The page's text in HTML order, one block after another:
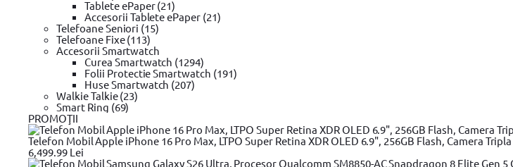
Tablete ePaper (21)
Accesorii Tablete ePaper (21)
Telefoane Seniori (15)
Telefoane Fixe (113)
Accesorii Smartwatch
Curea Smartwatch (1294)
Folii Protectie Smartwatch (191)
Huse Smartwatch (207)
Walkie Talkie (23)
Smart Ring (69)
PROMOŢII
Telefon Mobil Apple iPhone 16 Pro Max, LTPO Super Retina XDR OLED 6.9", 256GB Flash, Camera Tripla
6,499.99 Lei
Livrare prin curier:
Se livreaza in 19 zile pana in ora 18:00
Garantie standard
Alerta pret!
Pret actual:
Vreau sa aflu primul ofertele zilnice!Trimite!
Intrebare tehnică?
Produse recomandate
Scurta descriere
Detalii tehnice
Review-uri